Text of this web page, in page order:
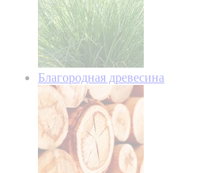
Благородная древесина